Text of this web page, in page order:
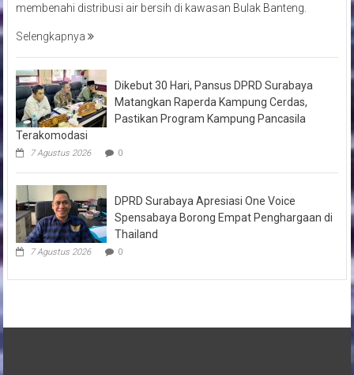
membenahi distribusi air bersih di kawasan Bulak Banteng.
Selengkapnya
Dikebut 30 Hari, Pansus DPRD Surabaya
Matangkan Raperda Kampung Cerdas,
Pastikan Program Kampung Pancasila
Terakomodasi
7 Agustus 2026 0
DPRD Surabaya Apresiasi One Voice
Spensabaya Borong Empat Penghargaan di
Thailand
7 Agustus 2026 0